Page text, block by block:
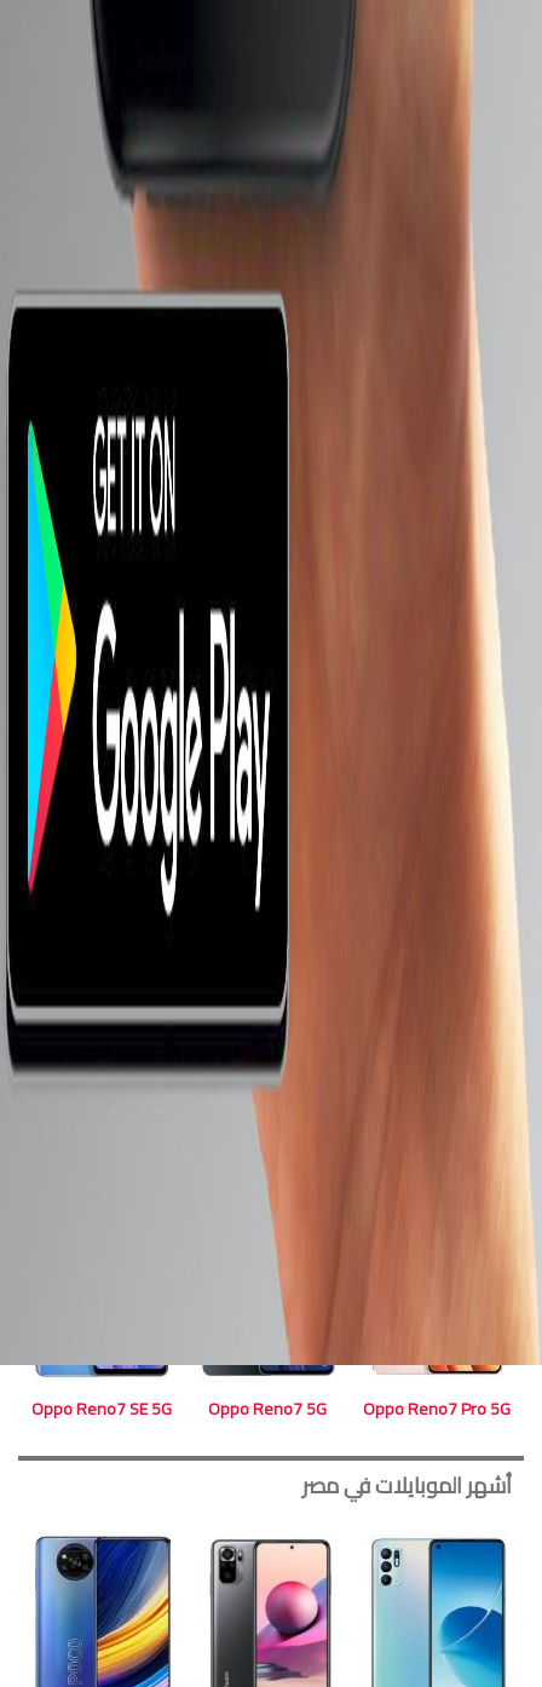
ابحث عن هاتف :
Oppo A11s
Oppo Reno7 Pro 5G
Oppo Reno7 5G
Oppo Reno7 SE 5G
أشهر الموبايلات في مصر